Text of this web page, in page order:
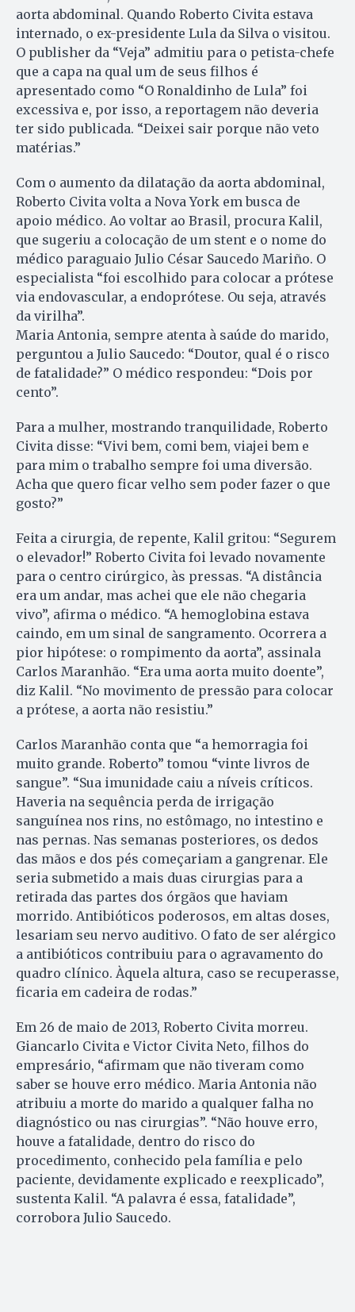
aorta abdominal. Quando Roberto Civita estava
internado, o ex-presidente Lula da Silva o visitou.
O publisher da “Veja” admitiu para o petista-chefe
que a capa na qual um de seus filhos é
apresentado como “O Ronaldinho de Lula” foi
excessiva e, por isso, a reportagem não deveria
ter sido publicada. “Deixei sair porque não veto
matérias.”
Com o aumento da dilatação da aorta abdominal,
Roberto Civita volta a Nova York em busca de
apoio médico. Ao voltar ao Brasil, procura Kalil,
que sugeriu a colocação de um stent e o nome do
médico paraguaio Julio César Saucedo Mariño. O
especialista “foi escolhido para colocar a prótese
via endovascular, a endoprótese. Ou seja, através
da virilha”.
Maria Antonia, sempre atenta à saúde do marido,
perguntou a Julio Saucedo: “Doutor, qual é o risco
de fatalidade?” O médico respondeu: “Dois por
cento”.
Para a mulher, mostrando tranquilidade, Roberto
Civita disse: “Vivi bem, comi bem, viajei bem e
para mim o trabalho sempre foi uma diversão.
Acha que quero ficar velho sem poder fazer o que
gosto?”
Feita a cirurgia, de repente, Kalil gritou: “Segurem
o elevador!” Roberto Civita foi levado novamente
para o centro cirúrgico, às pressas. “A distância
era um andar, mas achei que ele não chegaria
vivo”, afirma o médico. “A hemoglobina estava
caindo, em um sinal de sangramento. Ocorrera a
pior hipótese: o rompimento da aorta”, assinala
Carlos Maranhão. “Era uma aorta muito doente”,
diz Kalil. “No movimento de pressão para colocar
a prótese, a aorta não resistiu.”
Carlos Maranhão conta que “a hemorragia foi
muito grande. Roberto” tomou “vinte livros de
sangue”. “Sua imunidade caiu a níveis críticos.
Haveria na sequência perda de irrigação
sanguínea nos rins, no estômago, no intestino e
nas pernas. Nas semanas posteriores, os dedos
das mãos e dos pés começariam a gangrenar. Ele
seria submetido a mais duas cirurgias para a
retirada das partes dos órgãos que haviam
morrido. Antibióticos poderosos, em altas doses,
lesariam seu nervo auditivo. O fato de ser alérgico
a antibióticos contribuiu para o agravamento do
quadro clínico. Àquela altura, caso se recuperasse,
ficaria em cadeira de rodas.”
Em 26 de maio de 2013, Roberto Civita morreu.
Giancarlo Civita e Victor Civita Neto, filhos do
empresário, “afirmam que não tiveram como
saber se houve erro médico. Maria Antonia não
atribuiu a morte do marido a qualquer falha no
diagnóstico ou nas cirurgias”. “Não houve erro,
houve a fatalidade, dentro do risco do
procedimento, conhecido pela família e pelo
paciente, devidamente explicado e reexplicado”,
sustenta Kalil. “A palavra é essa, fatalidade”,
corrobora Julio Saucedo.